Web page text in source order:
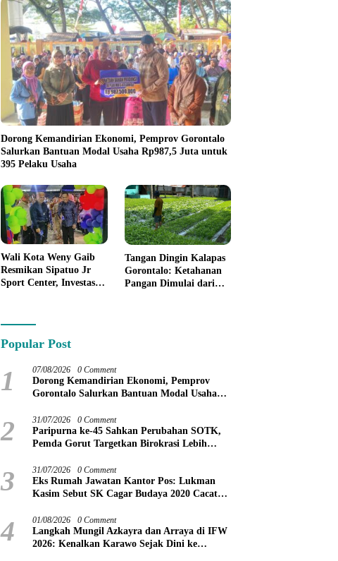
Dorong Kemandirian Ekonomi, Pemprov Gorontalo
Salurkan Bantuan Modal Usaha Rp987,5 Juta untuk
395 Pelaku Usaha
Wali Kota Weny Gaib
Resmikan Sipatuo Jr
Sport Center, Investasi
Tangan Dingin Kalapas
Gorontalo: Ketahanan
Pangan Dimulai dari
Popular Post
1 07/08/2026 0 Comment
Dorong Kemandirian Ekonomi, Pemprov
Gorontalo Salurkan Bantuan Modal Usaha
2 31/07/2026 0 Comment
Paripurna ke-45 Sahkan Perubahan SOTK,
Pemda Gorut Targetkan Birokrasi Lebih
3 31/07/2026 0 Comment
Eks Rumah Jawatan Kantor Pos: Lukman
Kasim Sebut SK Cagar Budaya 2020 Cacat
4 01/08/2026 0 Comment
Langkah Mungil Azkayra dan Arraya di IFW
2026: Kenalkan Karawo Sejak Dini ke